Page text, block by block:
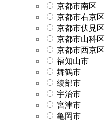
京都市南区
京都市右京区
京都市伏見区
京都市山科区
京都市西京区
福知山市
舞鶴市
綾部市
宇治市
宮津市
亀岡市